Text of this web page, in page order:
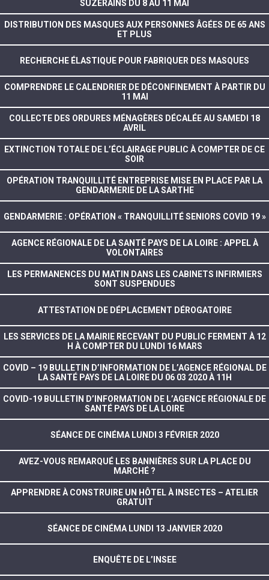
SUZERAINS DU 8 AU 11 MAI
DISTRIBUTION DES MASQUES AUX PERSONNES ÂGÉES DE 65 ANS
ET PLUS
RECHERCHE ÉLASTIQUE POUR FABRIQUER DES MASQUES
COMPRENDRE LE CALENDRIER DE DÉCONFINEMENT À PARTIR DU
11 MAI
COLLECTE DES ORDURES MÉNAGÈRES DÉCALÉE AU SAMEDI 18
AVRIL
EXTINCTION TOTALE DE L’ÉCLAIRAGE PUBLIC À COMPTER DE CE
SOIR
OPÉRATION TRANQUILLITÉ ENTREPRISE MISE EN PLACE PAR LA
GENDARMERIE DE LA SARTHE
GENDARMERIE : OPÉRATION « TRANQUILLITÉ SENIORS COVID 19 »
AGENCE RÉGIONALE DE LA SANTÉ PAYS DE LA LOIRE : APPEL À
VOLONTAIRES
LES PERMANENCES DU MATIN DANS LES CABINETS INFIRMIERS
SONT SUSPENDUES
ATTESTATION DE DÉPLACEMENT DÉROGATOIRE
LES SERVICES DE LA MAIRIE RECEVANT DU PUBLIC FERMENT À 12
H À COMPTER DU LUNDI 16 MARS
COVID – 19 BULLETIN D’INFORMATION DE L’AGENCE RÉGIONAL DE
LA SANTÉ PAYS DE LA LOIRE DU 06 03 2020 À 11H
COVID-19 BULLETIN D’INFORMATION DE L’AGENCE RÉGIONALE DE
SANTÉ PAYS DE LA LOIRE
SÉANCE DE CINÉMA LUNDI 3 FÉVRIER 2020
AVEZ-VOUS REMARQUÉ LES BANNIÈRES SUR LA PLACE DU
MARCHÉ ?
APPRENDRE À CONSTRUIRE UN HÔTEL À INSECTES – ATELIER
GRATUIT
SÉANCE DE CINÉMA LUNDI 13 JANVIER 2020
ENQUÊTE DE L’INSEE